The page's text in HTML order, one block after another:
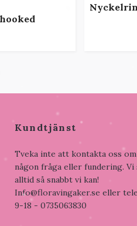
Kundtjänst
Tveka inte att kontakta oss
någon fråga eller fundering. Vi
alltid så snabbt vi kan!
Info@floravingaker.se eller
9-18 - 0735063830